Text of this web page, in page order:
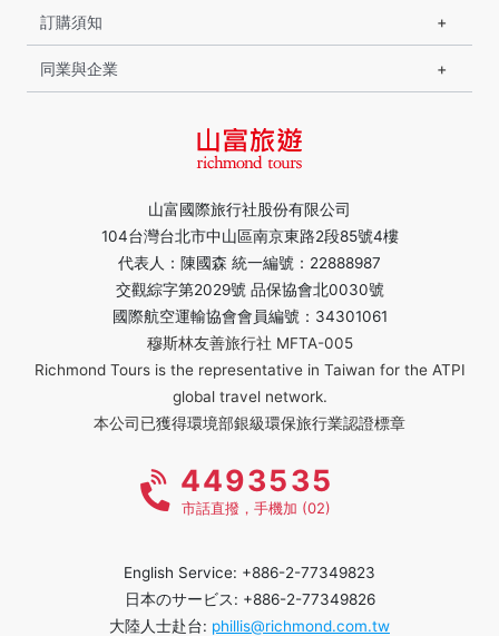
山富國際旅行社股份有限公司
104台灣台北市中山區南京東路2段85號4樓
代表人：陳國森 統一編號：22888987
交觀綜字第2029號 品保協會北0030號
國際航空運輸協會會員編號：34301061
穆斯林友善旅行社 MFTA-005
Richmond Tours is the representative in Taiwan for the ATPI
global travel network.
本公司已獲得環境部銀級環保旅行業認證標章
訂購須知
同業與企業
4493535
市話直撥，手機加 (02)
English Service: +886-2-77349823
日本のサービス: +886-2-77349826
大陸人士赴台: phillis@richmond.com.tw